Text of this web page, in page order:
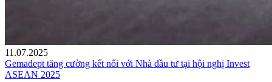
11.07.2025
Gemadept tăng cường kết nối với Nhà đầu tư tại hội nghị Invest
ASEAN 2025